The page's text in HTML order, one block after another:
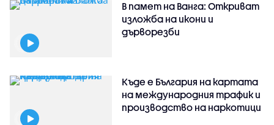
В памет на Ванга: Откриват
изложба на икони и
дърворезби
Къде е България на картата
на международния трафик и
производство на наркотици